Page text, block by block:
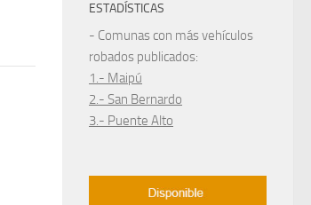
ESTADÍSTICAS
- Comunas con más vehículos
robados publicados:
1.- Maipú
2.- San Bernardo
3.- Puente Alto